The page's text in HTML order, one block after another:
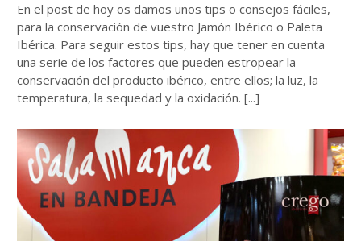
En el post de hoy os damos unos tips o consejos fáciles,
para la conservación de vuestro Jamón Ibérico o Paleta
Ibérica. Para seguir estos tips, hay que tener en cuenta
una serie de los factores que pueden estropear la
conservación del producto ibérico, entre ellos; la luz, la
temperatura, la sequedad y la oxidación. [...]